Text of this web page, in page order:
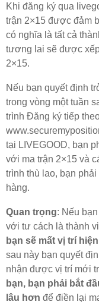
Khi đăng ký qua
trận 2×15 được đảm
có nghĩa là tất cả
tương lai sẽ được
2×15.
Nếu bạn quyết định
trong vòng một tuần
trình Đăng ký tiếp
tại LIVEGOOD, bạn
với ma trận 2×15 và
trình thù lao, bạn
hàng.
Quan trọng: Nếu
với tư cách là thành
bạn sẽ mất vị trí
sau này bạn quyết
nhận được vị trí mới
bạn, bạn phải bắt
lâu hơn để điền lại